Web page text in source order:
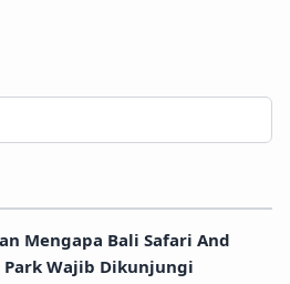
Mengapa Bali Safari And
Park Wajib Dikunjungi